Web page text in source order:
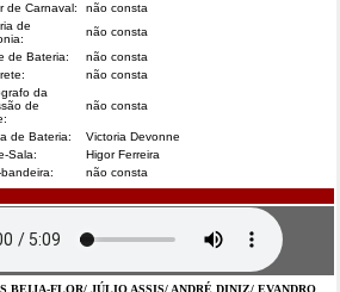
de Carnaval:
não consta
de
não consta
de Bateria:
não consta
não consta
da
de
não consta
de Bateria:
Victoria Devonne
Sala:
Higor Ferreira
não consta
BEIJA-FLOR/ JÚLIO ASSIS/ ANDRÉ DINIZ/ EVANDRO